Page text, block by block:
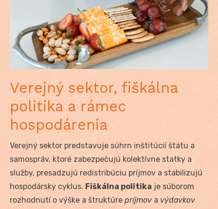
Verejný sektor, fiškálna
politika a rámec
hospodárenia
Verejný sektor predstavuje súhrn inštitúcií štátu a
samospráv, ktoré zabezpečujú kolektívne statky a
služby, presadzujú redistribúciu príjmov a stabilizujú
hospodársky cyklus. Fiškálna politika je súborom
rozhodnutí o výške a štruktúre príjmov a výdavkov